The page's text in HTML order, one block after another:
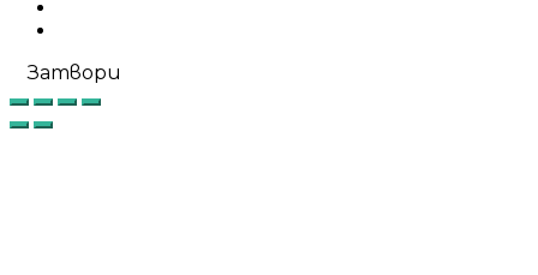
Затвори